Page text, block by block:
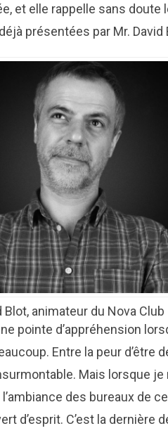
et elle rappelle sans doute
présentées par Mr. David
Blot, animateur du Nova Club
pointe d’appréhension
Entre la peur d’être
Mais lorsque je
l’ambiance des bureaux de
d’esprit. C’est la dernière